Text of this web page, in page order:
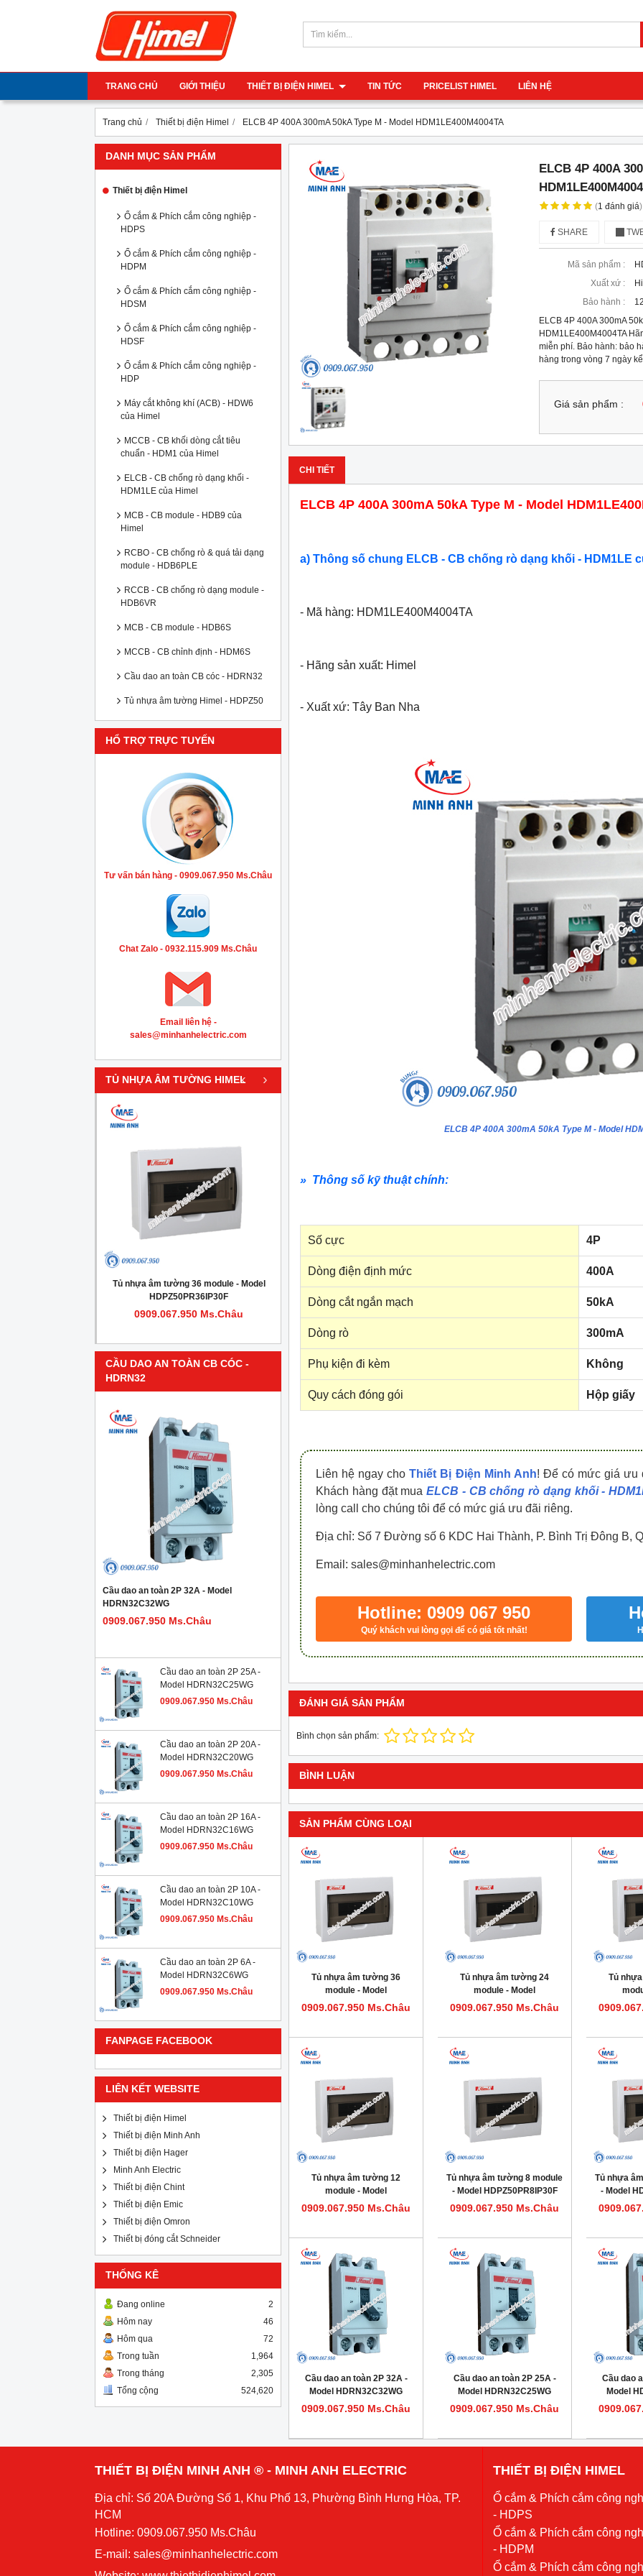
TRANG CHỦ GIỚI THIỆU THIẾT BỊ ĐIỆN HIMEL TIN TỨC PRICELIST HIMEL LIÊN HỆ
Trang chủ Thiết bị điện Himel ELCB 4P 400A 300mA 50kA Type M - Model HDM1LE400M4004TA
DANH MỤC SẢN PHẨM
Thiết bị điện Himel
Ổ cắm & Phích cắm công nghiệp -
HDPS
Ổ cắm & Phích cắm công nghiệp -
HDPM
Ổ cắm & Phích cắm công nghiệp -
HDSM
Ổ cắm & Phích cắm công nghiệp -
HDSF
Ổ cắm & Phích cắm công nghiệp -
HDP
Máy cắt không khí (ACB) - HDW6
của Himel
MCCB - CB khối dòng cắt tiêu
chuẩn - HDM1 của Himel
ELCB - CB chống rò dạng khối -
HDM1LE của Himel
MCB - CB module - HDB9 của
Himel
RCBO - CB chống rò & quá tải dạng
module - HDB6PLE
RCCB - CB chống rò dạng module -
HDB6VR
MCB - CB module - HDB6S
MCCB - CB chỉnh định - HDM6S
Cầu dao an toàn CB cóc - HDRN32
Tủ nhựa âm tường Himel - HDPZ50
HỔ TRỢ TRỰC TUYẾN
Tư vấn bán hàng - 0909.067.950 Ms.Châu
Chat Zalo - 0932.115.909 Ms.Châu
Email liên hệ -
sales@minhanhelectric.com
TỦ NHỰA ÂM TƯỜNG HIMEL
Tủ nhựa âm tường 36 module - Model
HDPZ50PR36IP30F
0909.067.950 Ms.Châu
HDPZ50PR24IP30F
HDPZ50PR18IP30F
‹ ›
CẦU DAO AN TOÀN CB CÓC -
HDRN32
Cầu dao an toàn 2P 32A - Model
HDRN32C32WG
0909.067.950 Ms.Châu
Cầu dao an toàn 2P 25A -
Model HDRN32C25WG
0909.067.950 Ms.Châu
Cầu dao an toàn 2P 20A -
Model HDRN32C20WG
0909.067.950 Ms.Châu
Cầu dao an toàn 2P 16A -
Model HDRN32C16WG
0909.067.950 Ms.Châu
Cầu dao an toàn 2P 10A -
Model HDRN32C10WG
0909.067.950 Ms.Châu
Cầu dao an toàn 2P 6A -
Model HDRN32C6WG
0909.067.950 Ms.Châu
FANPAGE FACEBOOK
LIÊN KẾT WEBSITE
Thiết bị điện Himel
Thiết bị điện Minh Anh
Thiết bị điện Hager
Minh Anh Electric
Thiết bị điện Chint
Thiết bị điện Emic
Thiết bị điện Omron
Thiết bị đóng cắt Schneider
THỐNG KÊ
Đang online
2
Hôm nay
46
Hôm qua
72
Trong tuần
1,964
Trong tháng
2,305
Tổng cộng
524,620
ELCB 4P 400A
(1đánh giá)
SHARE
Mã sản phẩm :
Xuất xứ :
Bảo hành :
ELCB 4P 400A 300mA
HDM1LE400M4004TA
miễn phí. Bảo hành: bảo
hàng trong vòng 7 ngày
Giá sản phẩm :
CHI TIẾT
ELCB 4P 400A 300mA 50kA Type M - Model
a) Thông số chung ELCB - CB chống rò dạng khối - HDM1LE
- Mã hàng: HDM1LE400M4004TA
- Hãng sản xuất: Himel
- Xuất xứ: Tây Ban Nha
ELCB 4P 400A 300mA 50kA Type M - Model
» Thông số kỹ thuật chính:
Số cực 4P
Dòng điện định mức 400A
Dòng cắt ngắn mạch 50kA
Dòng rò 300mA
Phụ kiện đi kèm Không
Quy cách đóng gói Hộp giấy
Liên hệ ngay choThiết Bị Điện Minh Anh! Để có mức giá ưu
Khách hàng đặt mua ELCB - CB chống rò dạng khối -
lòng call cho chúng tôi để có mức giá ưu đãi riêng.
Địa chỉ: Số 7 Đường số 6 KDC Hai Thành, P. Bình Trị Đông B,
Email: sales@minhanhelectric.com
Hotline: 0909 067 950
Quý khách vui lòng gọi để có giá tốt nhất!
ĐÁNH GIÁ SẢN PHẨM
Bình chọn sản phẩm:
BÌNH LUẬN
SẢN PHẨM CÙNG LOẠI
Tủ nhựa âm tường 36
module - Model
HDPZ50PR36IP30F
0909.067.950 Ms.Châu
Tủ nhựa âm tường 24
module - Model
HDPZ50PR24IP30F
0909.067.950 Ms.Châu
Tủ
Tủ nhựa âm tường 12
module - Model
HDPZ50PR12IP30F
0909.067.950 Ms.Châu
Tủ nhựa âm tường 8 module
- Model HDPZ50PR8IP30F
0909.067.950 Ms.Châu
Tủ nhựa
- Model
Cầu dao an toàn 2P 32A -
Model HDRN32C32WG
0909.067.950 Ms.Châu
Cầu dao an toàn 2P 25A -
Model HDRN32C25WG
0909.067.950 Ms.Châu
Cầu dao
Model
THIẾT BỊ ĐIỆN MINH ANH ® - MINH ANH ELECTRIC
Địa chỉ: Số 20A Đường Số 1, Khu Phố 13, Phường Bình Hưng Hòa, TP.
HCM
Hotline: 0909.067.950 Ms.Châu
E-mail: sales@minhanhelectric.com
THIẾT BỊ ĐIỆN HIMEL
Ổ cắm & Phích cắm công
- HDPS
Ổ cắm & Phích cắm công
- HDPM
Ổ cắm & Phích cắm công